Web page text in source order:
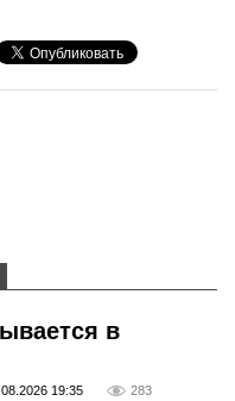
в
19:35 283